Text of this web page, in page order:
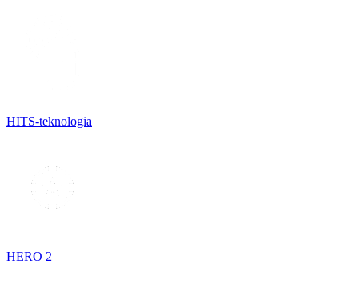
HITS-teknologia
HERO 2